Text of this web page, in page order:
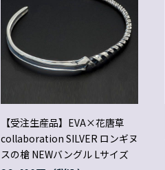
【受注生産品】EVA×花唐草
collaboration SILVER ロンギヌ
スの槍 NEWバングル Lサイズ